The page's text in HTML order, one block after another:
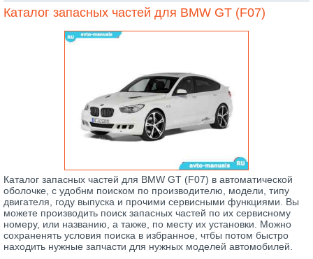
Каталог запасных частей для BMW GT (F07)
Каталог запасных частей для BMW GT (F07) в автоматической
оболочке, с удобнм поиском по производителю, модели, типу
двигателя, году выпуска и прочими сервисными функциями. Вы
можете производить поиск запасных частей по их сервисному
номеру, или названию, а также, по месту их установки. Можно
сохраненять условия поиска в избранное, чтбы потом быстро
находить нужные запчасти для нужных моделей автомобилей.